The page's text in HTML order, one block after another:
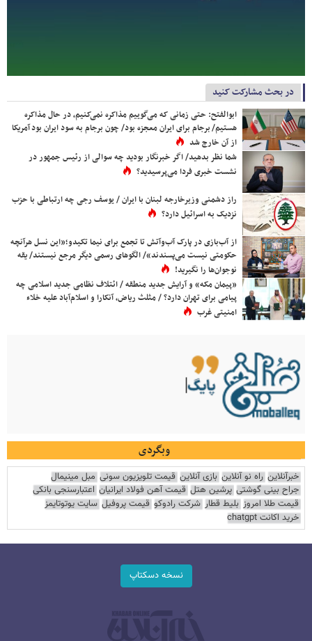
در بحث مشارکت کنید
ابوالفتح: حتی زمانی که می‌گوییم مذاکره نمی‌کنیم، در حال مذاکره
هستیم/ برجام برای ایران معجزه بود/ چون برجام به سود ایران بود آمریکا
از آن خارج شد
شما نظر بدهید/ اگر خبرنگار بودید چه سوالی از رئیس جمهور در
نشست خبری فردا می‌پرسیدید؟
راز دشمنی وزیرخارجه لبنان با ایران / یوسف رجی چه ارتباطی با حزب
نزدیک به اسرائیل دارد؟
از آب‌بازی در پارک آب‌وآتش تا تجمع برای نیما تکیدو؛«این نسل هرآنچه
حکومتی نیست می‌پسندند»/ الگوهای رسمی دیگر مرجع نیستند/ یقه
نوجوان‌ها را نگیرید!
«پیمان مکه» و آرایش جدید منطقه / ائتلاف نظامی جدید اسلامی چه
پیامی برای تهران دارد؟ / مثلث ریاض، آنکارا و اسلام‌آباد علیه خلاء
امنیتی غرب
وبگردی
خبرآنلاین راه نو آنلاین بازی آنلاین قیمت تلویزیون سونی مبل مینیمال
جراح بینی گوشتی پرشین هتل قیمت آهن فولاد ایرانیان اعتبارسنجی بانکی
قیمت طلا امروز بلیط قطار شرکت رادوکو قیمت پروفیل سایت یوتوتایمز
خرید اکانت chatgpt
نسخه دسکتاپ